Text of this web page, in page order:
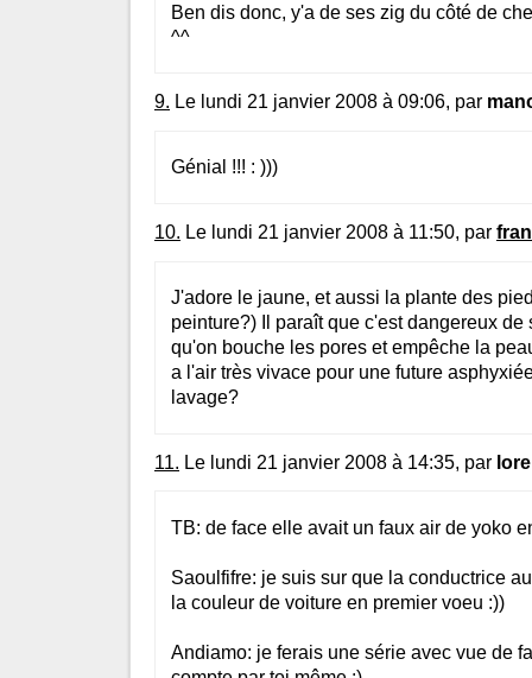
Ben dis donc, y'a de ses zig du côté de
^^
9. Le lundi 21 janvier 2008 à 09:06, par
Génial !!! : )))
10. Le lundi 21 janvier 2008 à 11:50, par
J'adore le jaune, et aussi la plante des
peinture?) Il paraît que c'est dangereux de
qu'on bouche les pores et empêche la
a l'air très vivace pour une future
lavage?
11. Le lundi 21 janvier 2008 à 14:35, par
TB: de face elle avait un faux air de yoko
Saoulfifre: je suis sur que la conductrice
la couleur de voiture en premier voeu :))
Andiamo: je ferais une série avec vue de